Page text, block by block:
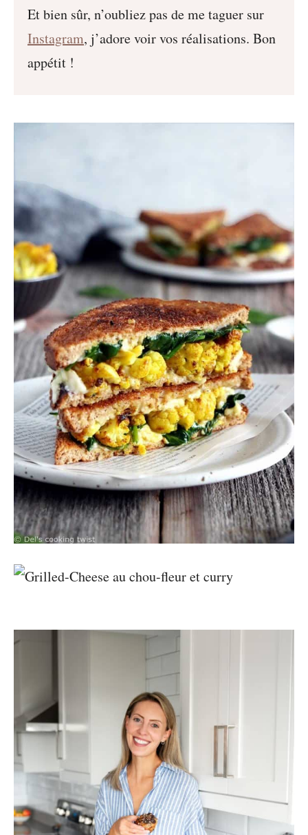
Et bien sûr, n’oubliez pas de me taguer sur
Instagram, j’adore voir vos réalisations. Bon
appétit !